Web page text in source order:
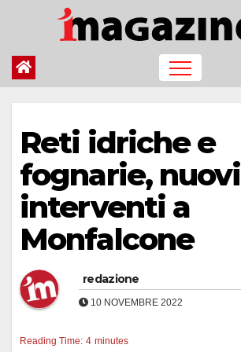
contenuto
Reti idriche e
fognarie, nuovi
interventi a
Monfalcone
redazione
10 NOVEMBRE 2022
Reading Time: 4 minutes